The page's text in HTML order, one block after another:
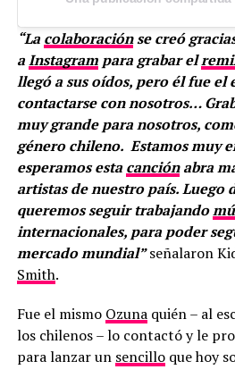
“La colaboraciónse creó
aInstagrampara grabar el
llegó a sus oídos, pero él fue el
contactarse con nosotros…
muy grande para nosotros,
género chileno. Estamos muy
esperamos esta canciónabra
artistas de nuestro país. Luego
queremos seguir trabajando
internacionales, para poder
mercado mundial”señalaron
Smith.
Fue el mismo Ozunaquién – al
los chilenos – lo contactó y le
para lanzar un sencilloque hoy